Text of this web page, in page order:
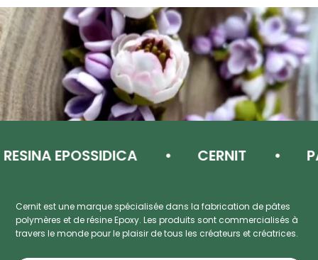
EPOSSIDICA CERNIT
Cernit est une marque spécialisée dans la fabrication de pâtes
polymères et de résine Epoxy. Les produits sont commercialisés à
travers le monde pour le plaisir de tous les créateurs et créatrices.